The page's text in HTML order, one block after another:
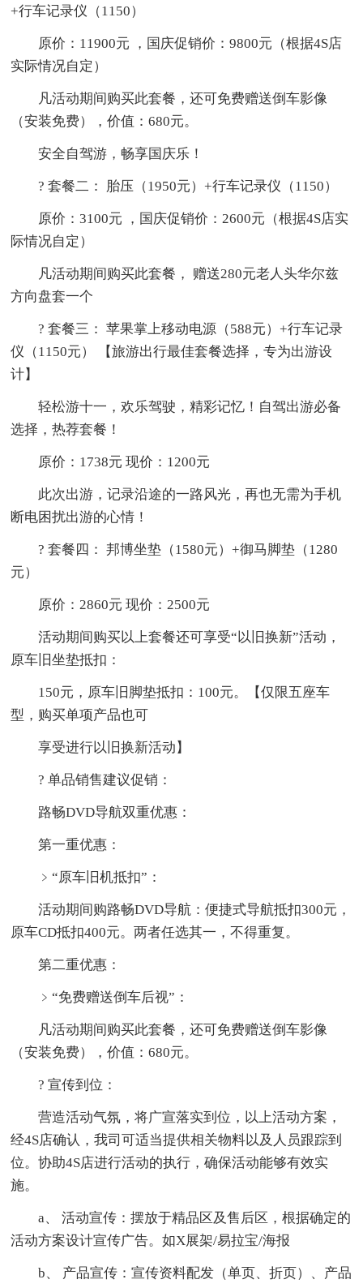
+行车记录仪（1150）
原价：11900元 ，国庆促销价：9800元（根据4S店
实际情况自定）
凡活动期间购买此套餐，还可免费赠送倒车影像
（安装免费），价值：680元。
安全自驾游，畅享国庆乐！
? 套餐二： 胎压（1950元）+行车记录仪（1150）
原价：3100元 ，国庆促销价：2600元（根据4S店实
际情况自定）
凡活动期间购买此套餐， 赠送280元老人头华尔兹
方向盘套一个
? 套餐三： 苹果掌上移动电源（588元）+行车记录
仪（1150元） 【旅游出行最佳套餐选择，专为出游设
计】
轻松游十一，欢乐驾驶，精彩记忆！自驾出游必备
选择，热荐套餐！
原价：1738元 现价：1200元
此次出游，记录沿途的一路风光，再也无需为手机
断电困扰出游的心情！
? 套餐四： 邦博坐垫（1580元）+御马脚垫（1280
元）
原价：2860元 现价：2500元
活动期间购买以上套餐还可享受“以旧换新”活动，
原车旧坐垫抵扣：
150元，原车旧脚垫抵扣：100元。【仅限五座车
型，购买单项产品也可
享受进行以旧换新活动】
? 单品销售建议促销：
路畅DVD导航双重优惠：
第一重优惠：
﹥“原车旧机抵扣”：
活动期间购路畅DVD导航：便捷式导航抵扣300元，
原车CD抵扣400元。两者任选其一，不得重复。
第二重优惠：
﹥“免费赠送倒车后视”：
凡活动期间购买此套餐，还可免费赠送倒车影像
（安装免费），价值：680元。
? 宣传到位：
营造活动气氛，将广宣落实到位，以上活动方案，
经4S店确认，我司可适当提供相关物料以及人员跟踪到
位。协助4S店进行活动的执行，确保活动能够有效实
施。
a、 活动宣传：摆放于精品区及售后区，根据确定的
活动方案设计宣传广告。如X展架/易拉宝/海报
b、 产品宣传：宣传资料配发（单页、折页）、产品